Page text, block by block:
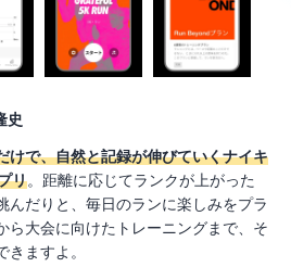
史
けで、自然と記録が伸びていくナイキ
リ。距離に応じてランクが上がった
んだりと、毎日のランに楽しみをプラ
ら大会に向けたトレーニングまで、そ
ますよ。